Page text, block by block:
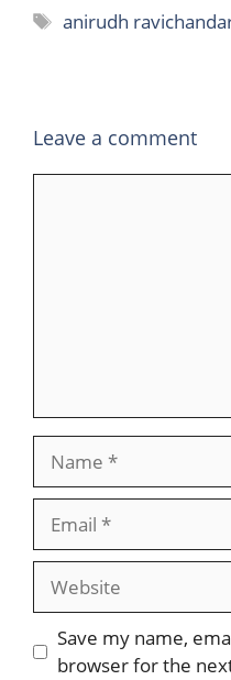
Tags
anirudh
Leave a comment
Website
Save my name,
browser for the